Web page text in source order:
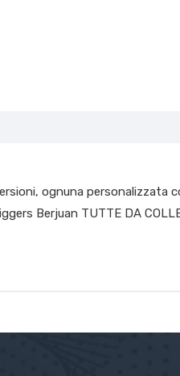
ognuna personalizzata
Berjuan TUTTE DA